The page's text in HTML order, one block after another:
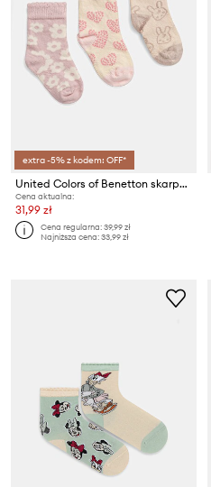
extra -5% z kodem: OFF*
United Colors of Benetton skarpety niemowlęce 3-pack
Cena aktualna:
31,99 zł
Cena regularna:39,99 zł
Najniższa cena:33,99 zł